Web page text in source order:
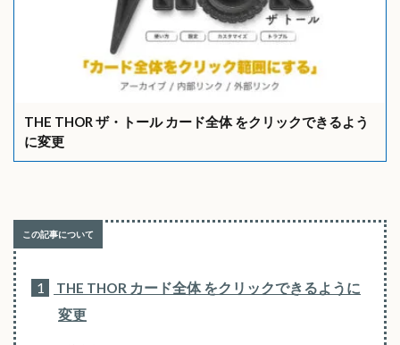
THE THOR ザ・トール カード全体 をクリックできるよう
に変更
1
THE THOR カード全体 をクリックできるように
変更